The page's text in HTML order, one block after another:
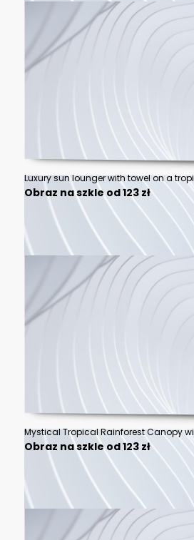
Obraz na szkle od 123 zł
Obraz na szkle od 123 zł